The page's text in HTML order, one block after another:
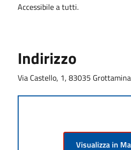
Accessibile a tutti.
Indirizzo
Via Castello, 1, 83035
Visualizza in